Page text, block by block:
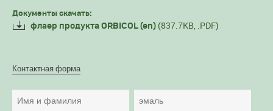
Документы скачать:
флаер продукта ORBICOL (en) (837.7KB, .PDF)
Контактная форма